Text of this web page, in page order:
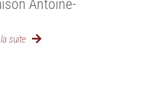
Antoine-
suite